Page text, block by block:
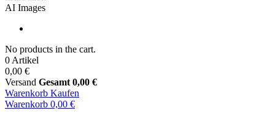
AI Images
No products in the cart.
0 Artikel
0,00 €
Versand Gesamt 0,00 €
Warenkorb Kaufen
Warenkorb 0,00 €